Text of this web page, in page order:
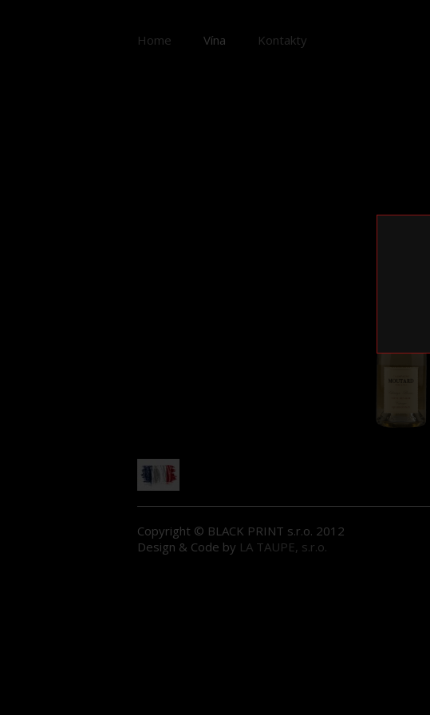
Home Vína Kontakty
Copyright © BLACK PRINT s.r.o. 2012
Design & Code by LA TAUPE, s.r.o.